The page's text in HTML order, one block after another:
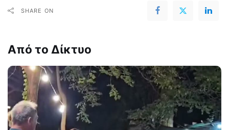
SHARE ON
Από το Δίκτυο